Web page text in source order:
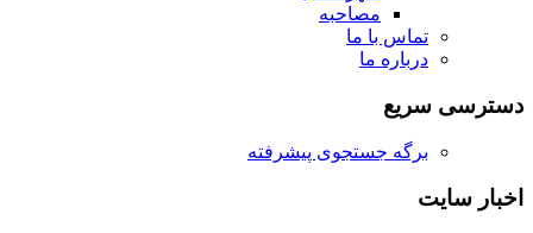
مصاحبه
تماس با ما
درباره ما
دسترسی سریع
برگه جستجوی پیشرفته
اخبار سایت